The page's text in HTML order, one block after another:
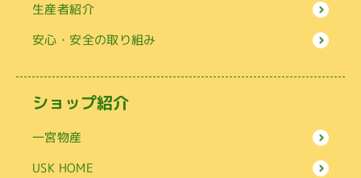
生産者紹介
安心・安全の取り組み
ショップ紹介
一宮物産
USK HOME